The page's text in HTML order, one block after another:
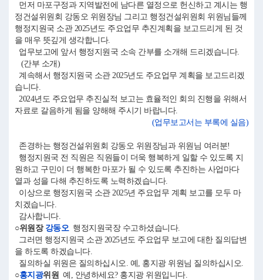
먼저 마포구정과 지역발전에 남다른 열정으로 헌신하고 계시는 행
정건설위원회 강동오 위원장님 그리고 행정건설위원회 위원님들께
행정지원국 소관 2025년도 주요업무 추진계획을 보고드리게 된 것
을 매우 뜻깊게 생각합니다.
업무보고에 앞서 행정지원국 소속 간부를 소개해 드리겠습니다.
(간부 소개)
계속해서 행정지원국 소관 2025년도 주요업무 계획을 보고드리겠
습니다.
2024년도 주요업무 추진실적 보고는 효율적인 회의 진행을 위해서
자료로 갈음하게 됨을 양해해 주시기 바랍니다.
(업무보고서는 부록에 실음)
존경하는 행정건설위원회 강동오 위원장님과 위원님 여러분!
행정지원국 전 직원은 직원들이 더욱 행복하게 일할 수 있도록 지
원하고 구민이 더 행복한 마포가 될 수 있도록 추진하는 사업마다
열과 성을 다해 추진하도록 노력하겠습니다.
이상으로 행정지원국 소관 2025년 주요업무 계획 보고를 모두 마
치겠습니다.
감사합니다.
○위원장 강동오행정지원국장 수고하셨습니다.
그러면 행정지원국 소관 2025년도 주요업무 보고에 대한 질의답변
을 하도록 하겠습니다.
질의하실 위원은 질의하십시오. 예, 홍지광 위원님 질의하십시오.
○홍지광위원 예, 안녕하세요? 홍지광 위원입니다.